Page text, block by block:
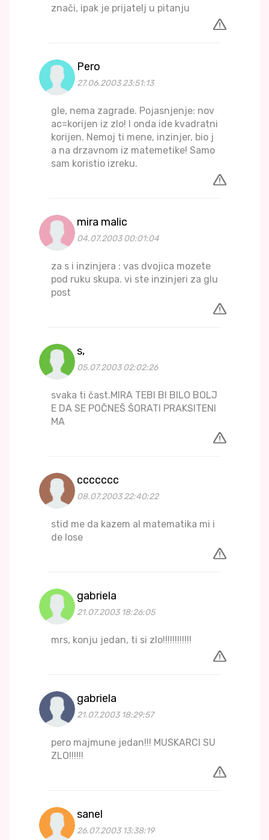
znači, ipak je prijatelj u pitanju
Pero
27.06.2003 23:51:13
gle, nema zagrade. Pojasnjenje: nov
ac=korijen iz zlo! I onda ide kvadratni
korijen. Nemoj ti mene, inzinjer, bio j
a na drzavnom iz matemetike! Samo
sam koristio izreku.
mira malic
04.07.2003 00:01:04
za s i inzinjera : vas dvojica mozete
pod ruku skupa. vi ste inzinjeri za glu
post
s,
05.07.2003 02:02:26
svaka ti čast.MIRA TEBI BI BILO BOLJ
E DA SE POČNEŠ ŠORATI PRAKSITENI
MA
ccccccc
08.07.2003 22:40:22
stid me da kazem al matematika mi i
de lose
gabriela
21.07.2003 18:26:05
mrs, konju jedan, ti si zlo!!!!!!!!!!!!
gabriela
21.07.2003 18:29:57
pero majmune jedan!!! MUSKARCI SU
ZLO!!!!!!
sanel
26.07.2003 13:38:19